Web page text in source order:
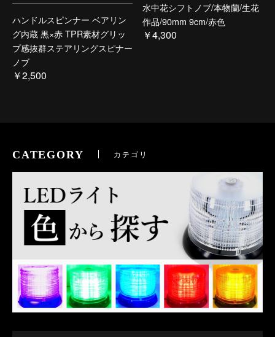
ハンドルスピンナー ベアリン
グ内蔵 黒×赤 TPR素材グリッ
プ感抜群ステアリングスピナー
ノブ
￥2,500
水中花シフトノブ/本物蘭/生花
作品/90mm 9cm/赤色
￥4,300
CATEGORY カテゴリ